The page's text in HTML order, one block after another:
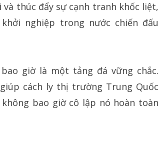
thúc đẩy sự cạnh tranh khốc liệt,
nghiệp trong nước chiến đấu
giờ là một tảng đá vững chắc.
cách ly thị trường Trung Quốc
bao giờ cô lập nó hoàn toàn